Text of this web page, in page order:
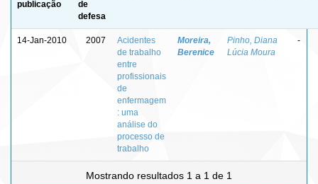
publicação
de
defesa
14-Jan-2010 2007
Acidentes
de trabalho
entre
profissionais
de
enfermagem
: uma
análise do
processo de
trabalho
Moreira,
Berenice
Pinho, Diana
Lúcia Moura
-
Mostrando resultados 1 a 1 de 1